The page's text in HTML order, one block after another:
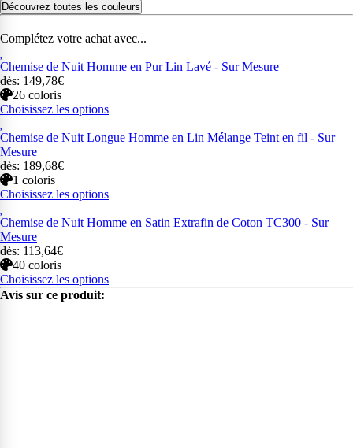
Découvrez toutes les couleurs
Complétez votre achat avec...
Chemise de Nuit Homme en Pur Lin Lavé - Sur Mesure
dès: 149,78€
26 coloris
Choisissez les options
Chemise de Nuit Longue Homme en Lin Mélange Teint en fil - Sur
Mesure
dès: 189,68€
1 coloris
Choisissez les options
Chemise de Nuit Homme en Satin Extrafin de Coton TC300 - Sur
Mesure
dès: 113,64€
40 coloris
Choisissez les options
Avis sur ce produit: